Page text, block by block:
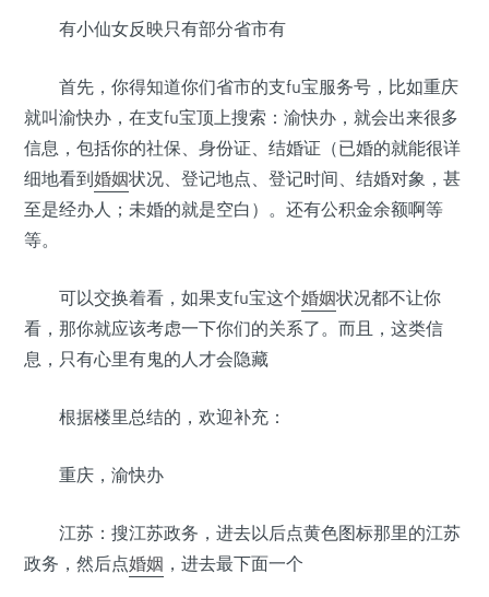
有小仙女反映只有部分省市有
首先，你得知道你们省市的支fu宝服务号，比如重庆
就叫渝快办，在支fu宝顶上搜索：渝快办，就会出来很多
信息，包括你的社保、身份证、结婚证（已婚的就能很详
细地看到婚姻状况、登记地点、登记时间、结婚对象，甚
至是经办人；未婚的就是空白）。还有公积金余额啊等
等。
可以交换着看，如果支fu宝这个婚姻状况都不让你
看，那你就应该考虑一下你们的关系了。而且，这类信
息，只有心里有鬼的人才会隐藏
根据楼里总结的，欢迎补充：
重庆，渝快办
江苏：搜江苏政务，进去以后点黄色图标那里的江苏
政务，然后点婚姻 ，进去最下面一个
• •